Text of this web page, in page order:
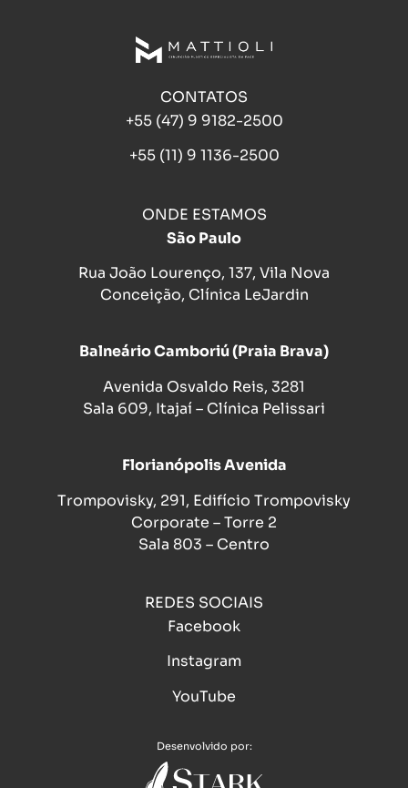
CONTATOS
+55 (47) 9 9182-2500
+55 (11) 9 1136-2500
ONDE ESTAMOS
São Paulo
Rua João Lourenço, 137, Vila Nova
Conceição, Clínica LeJardin
Balneário Camboriú (Praia Brava)
Avenida Osvaldo Reis, 3281
Sala 609, Itajaí – Clínica Pelissari
Florianópolis Avenida
Trompovisky, 291, Edifício Trompovisky
Corporate – Torre 2
Sala 803 – Centro
REDES SOCIAIS
Facebook
Instagram
YouTube
Desenvolvido por: